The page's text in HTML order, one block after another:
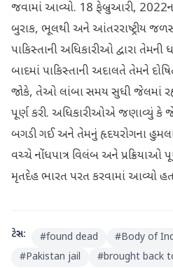
જવામાં આવ્યો. 18 ફેબ્રુઆરી,
બુરાક, ભૂલથી અને આંતરરાષ્ટ્રીય
પાકિસ્તાની અધિકારીઓ દ્વારા
બાદમાં પાકિસ્તાની અદાલતે તેમને
જોકે, તેઓ લાંબા સમય સુધી જેલમાં
પૂર્ણ કરી. અધિકારીઓએ જણાવ્યું કે
બગડી ગઈ અને તેમનું હૃદયરોગના
વચ્ચે નોંધપાત્ર વિલંબ અને પ્રક્રિયાઓ
મૃતદેહ ભારત પરત કરવામાં આવ્યો
ટેગ્સ: #found dead #Body of
#Pakistan jail #brought back